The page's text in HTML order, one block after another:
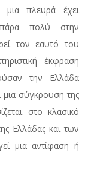
πλευρά έχει
πάρα πολύ στην
τον εαυτό του
έκφραση
την Ελλάδα
σύγκρουση της
στο κλασικό
Ελλάδας και των
μια αντίφαση ή